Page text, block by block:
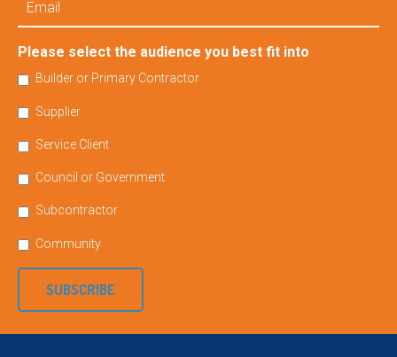
Please select the audience you best fit into
Builder or Primary Contractor
Supplier
Service Client
Council or Government
Subcontractor
Community
SUBSCRIBE